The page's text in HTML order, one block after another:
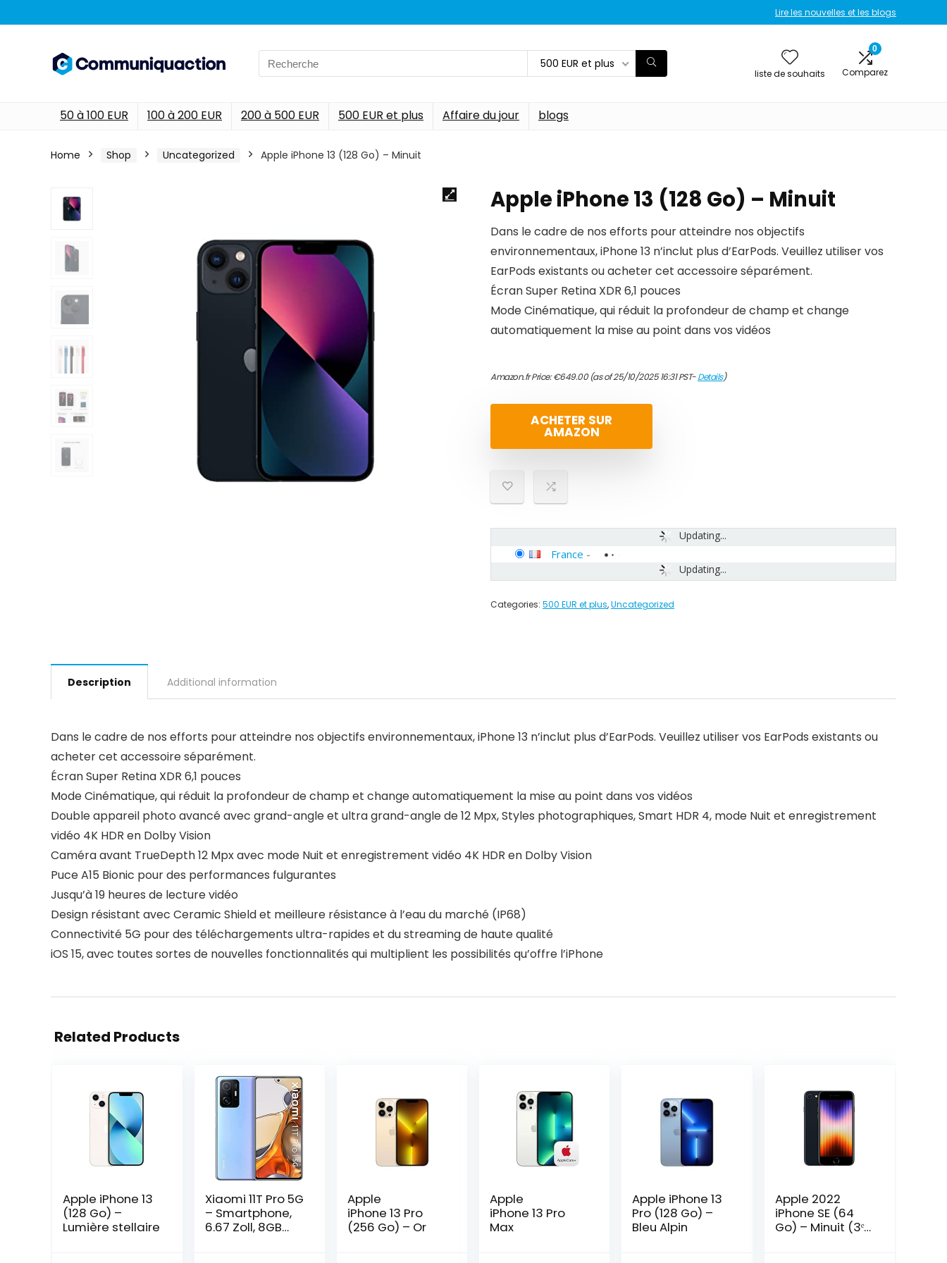
Lire les nouvelles et les blogs
Search
for:
500 EUR et plus
liste de souhaits
0
Comparez
50 à 100 EUR 100 à 200 EUR 200 à 500 EUR 500 EUR et plus Affaire du jour blogs
Home Shop Uncategorized Apple iPhone 13 (128 Go) – Minuit
Apple iPhone 13 (128 Go) – Minuit
Dans le cadre de nos efforts pour atteindre nos objectifs
environnementaux, iPhone 13 n’inclut plus d’EarPods. Veuillez utiliser vos
EarPods existants ou acheter cet accessoire séparément.
Écran Super Retina XDR 6,1 pouces
Mode Cinématique, qui réduit la profondeur de champ et change
automatiquement la mise au point dans vos vidéos
Amazon.fr Price:€649.00(as of 25/10/2025 16:31 PST-Details)
ACHETER SUR
AMAZON
Updating...
Updating...
France -
Categories: 500 EUR et plus,Uncategorized
Description Additional information
Dans le cadre de nos efforts pour atteindre nos objectifs environnementaux, iPhone 13 n’inclut plus d’EarPods. Veuillez utiliser vos EarPods existants ou
acheter cet accessoire séparément.
Écran Super Retina XDR 6,1 pouces
Mode Cinématique, qui réduit la profondeur de champ et change automatiquement la mise au point dans vos vidéos
Double appareil photo avancé avec grand-angle et ultra grand-angle de 12 Mpx, Styles photographiques, Smart HDR 4, mode Nuit et enregistrement
vidéo 4K HDR en Dolby Vision
Caméra avant TrueDepth 12 Mpx avec mode Nuit et enregistrement vidéo 4K HDR en Dolby Vision
Puce A15 Bionic pour des performances fulgurantes
Jusqu’à 19 heures de lecture vidéo
Design résistant avec Ceramic Shield et meilleure résistance à l’eau du marché (IP68)
Connectivité 5G pour des téléchargements ultra-rapides et du streaming de haute qualité
iOS 15, avec toutes sortes de nouvelles fonctionnalités qui multiplient les possibilités qu’offre l’iPhone
Related Products
Apple iPhone 13
(128 Go) –
Lumière stellaire
Xiaomi 11T Pro 5G
– Smartphone,
6.67 Zoll, 8GB
Apple
iPhone 13 Pro
(256 Go) – Or
Apple
iPhone 13 Pro
Max
Apple iPhone 13
Pro (128 Go) –
Bleu Alpin
Apple 2022
iPhone SE (64
Go) – Minuit (3ᵉ